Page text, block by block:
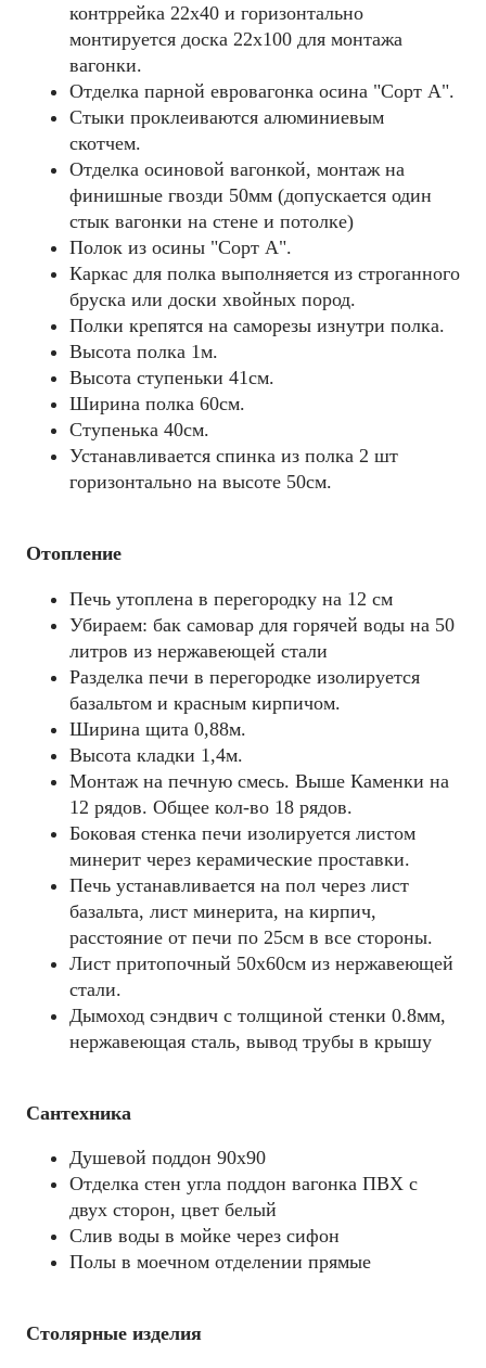
контррейка 22х40 и горизонтально
монтируется доска 22х100 для монтажа
вагонки.
Отделка парной евровагонка осина "Сорт А".
Стыки проклеиваются алюминиевым
скотчем.
Отделка осиновой вагонкой, монтаж на
финишные гвозди 50мм (допускается один
стык вагонки на стене и потолке)
Полок из осины "Cорт А".
Каркас для полка выполняется из строганного
бруска или доски хвойных пород.
Полки крепятся на саморезы изнутри полка.
Высота полка 1м.
Высота ступеньки 41см.
Ширина полка 60см.
Ступенька 40см.
Устанавливается спинка из полка 2 шт
горизонтально на высоте 50см.
Отопление
Печь утоплена в перегородку на 12 см
Убираем: бак самовар для горячей воды на 50
литров из нержавеющей стали
Разделка печи в перегородке изолируется
базальтом и красным кирпичом.
Ширина щита 0,88м.
Высота кладки 1,4м.
Mонтаж на печную смесь. Выше Каменки на
12 рядов. Общее кол-во 18 рядов.
Боковая стенка печи изолируется листом
минерит через керамические проставки.
Печь устанавливается на пол через лист
базальта, лист минерита, на кирпич,
расстояние от печи по 25см в все стороны.
Лист притопочный 50х60см из нержавеющей
стали.
Дымоход сэндвич с толщиной стенки 0.8мм,
нержавеющая сталь, вывод трубы в крышу
Сантехника
Душевой поддон 90х90
Отделка стен угла поддон вагонка ПВХ с
двух сторон, цвет белый
Слив воды в мойке через сифон
Полы в моечном отделении прямые
Столярные изделия